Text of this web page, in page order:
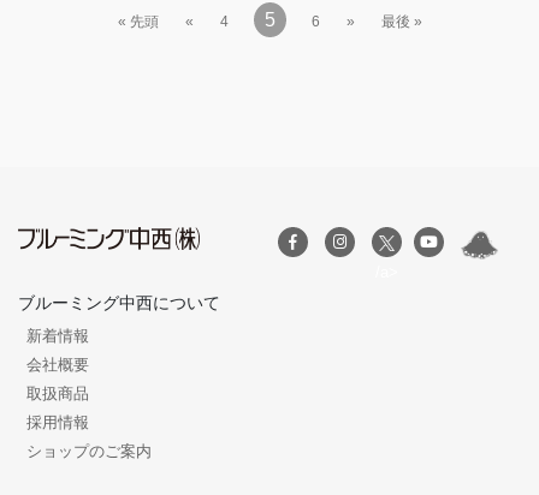
« 先頭 « 4 5 6 » 最後 »
ブルーミング中西について
新着情報
会社概要
取扱商品
採用情報
ショップのご案内